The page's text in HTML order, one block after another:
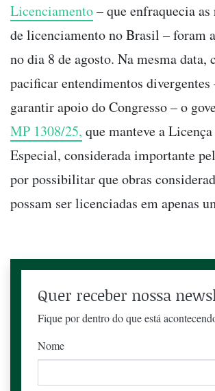
Licenciamento– que enfraquecia as
de licenciamento no Brasil – foram
no dia 8 de agosto. Na mesma data,
pacificar entendimentos divergentes
garantir apoio do Congresso – o
MP 1308/25, que manteve a
Especial, considerada importante
por possibilitar que obras
possam ser licenciadas em apenas
Quer receber nossa
Fique por dentro do que está
Nome